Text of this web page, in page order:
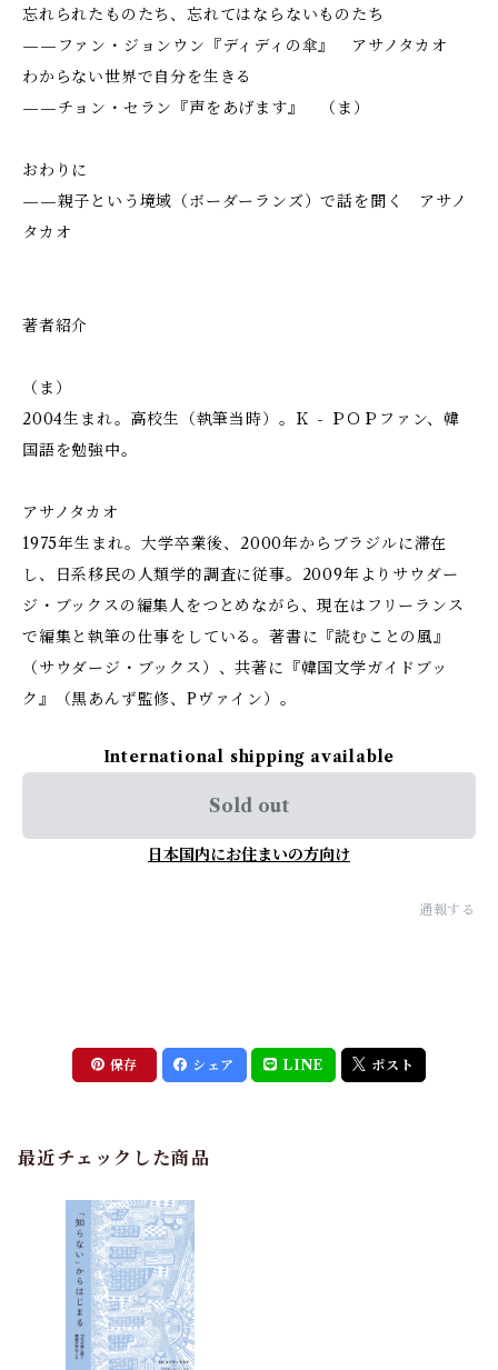
忘れられたものたち、忘れてはならないものたち
——ファン・ジョンウン『ディディの傘』 アサノタカオ
わからない世界で自分を生きる
——チョン・セラン『声をあげます』 （ま）
おわりに
——親子という境域（ボーダーランズ）で話を聞く アサノ
タカオ
著者紹介
（ま）
2004生まれ。高校生（執筆当時）。Ｋ - ＰＯＰファン、韓
国語を勉強中。
アサノタカオ
1975年生まれ。大学卒業後、2000年からブラジルに滞在
し、日系移民の人類学的調査に従事。2009年よりサウダー
ジ・ブックスの編集人をつとめながら、現在はフリーランス
で編集と執筆の仕事をしている。著書に『読むことの風』
（サウダージ・ブックス）、共著に『韓国文学ガイドブッ
ク』（黒あんず監修、Pヴァイン）。
International shipping available
Sold out
日本国内にお住まいの方向け
通報する
保存 シェア LINE ポスト
最近チェックした商品